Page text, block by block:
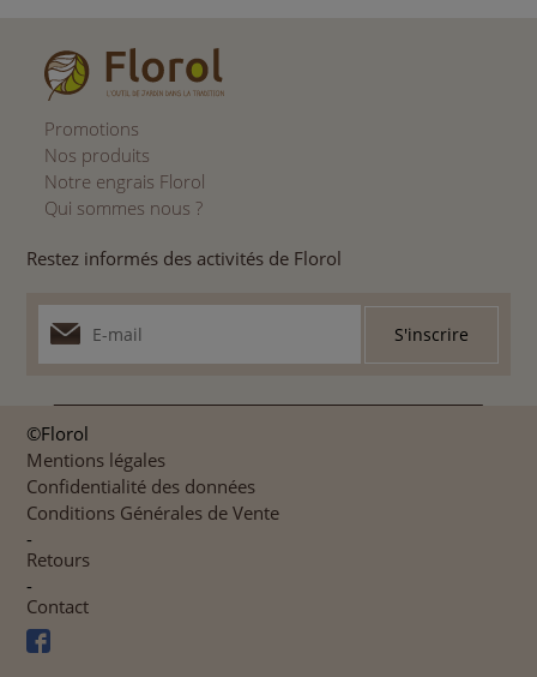
Promotions
Nos produits
Notre engrais Florol
Qui sommes nous ?
Restez informés des activités de Florol
©Florol
Mentions légales
Confidentialité des données
Conditions Générales de Vente
-
Retours
-
Contact